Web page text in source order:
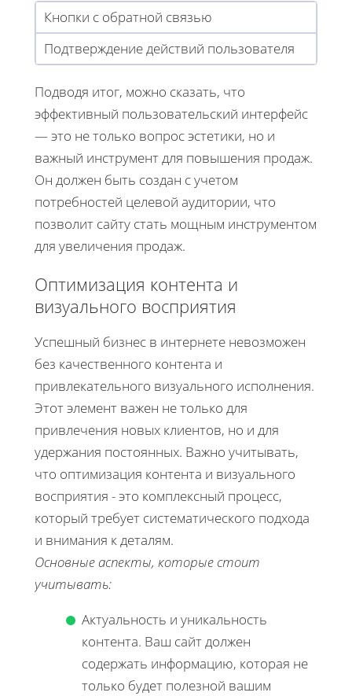
Кнопки с обратной связью
Подтверждение действий пользователя
Подводя итог, можно сказать, что
эффективный пользовательский интерфейс
— это не только вопрос эстетики, но и
важный инструмент для повышения продаж.
Он должен быть создан с учетом
потребностей целевой аудитории, что
позволит сайту стать мощным инструментом
для увеличения продаж.
Оптимизация контента и
визуального восприятия
Успешный бизнес в интернете невозможен
без качественного контента и
привлекательного визуального исполнения.
Этот элемент важен не только для
привлечения новых клиентов, но и для
удержания постоянных. Важно учитывать,
что оптимизация контента и визуального
восприятия - это комплексный процесс,
который требует систематического подхода
и внимания к деталям.
Основные аспекты, которые стоит
учитывать:
Актуальность и уникальность
контента. Ваш сайт должен
содержать информацию, которая не
только будет полезной вашим